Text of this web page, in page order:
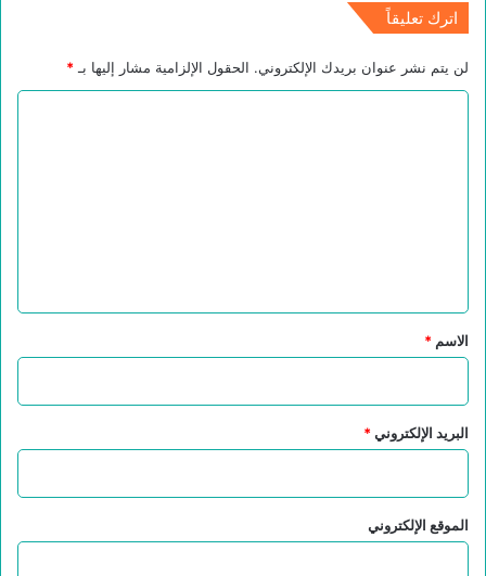
اترك تعليقاً
لن يتم نشر عنوان بريدك الإلكتروني. الحقول الإلزامية مشار إليها بـ *
*
الاسم *
البريد الإلكتروني*
الموقع الإلكتروني